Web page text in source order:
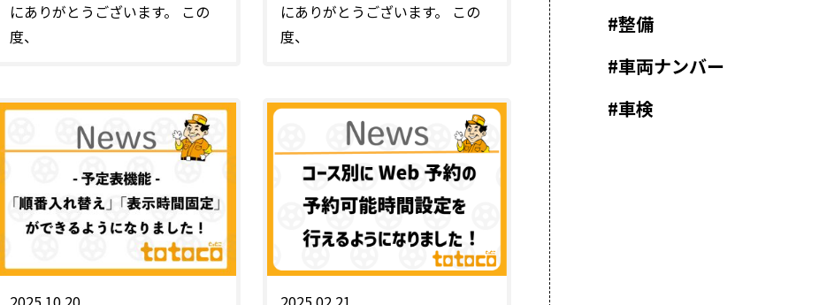
にありがとうございます。 この
度、
にありがとうございます。 この
度、
#整備
#車両ナンバー
#車検